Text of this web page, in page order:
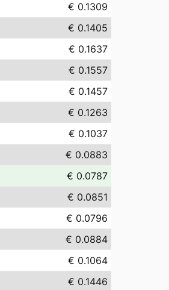
€ 0.1309
€ 0.1405
€ 0.1637
€ 0.1557
€ 0.1457
€ 0.1263
€ 0.1037
€ 0.0883
€ 0.0787
€ 0.0851
€ 0.0796
€ 0.0884
€ 0.1064
€ 0.1446